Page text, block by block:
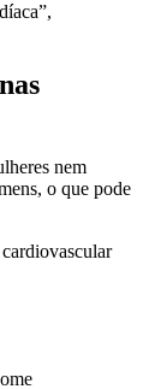
nem
o que pode